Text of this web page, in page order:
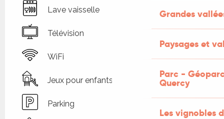
Grandes
Paysages et
Parc -
Quercy
Les vignobles
Lave vaisselle
Télévision
WiFi
Jeux pour enfants / Espace jeux
Parking